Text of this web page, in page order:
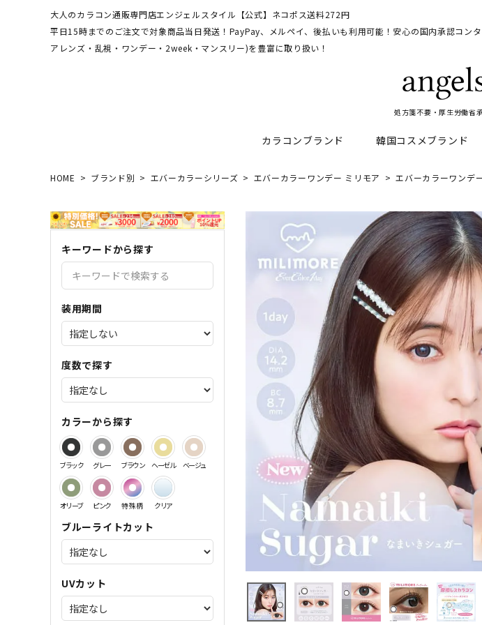
大人のカラコン通販専門店エンジェルスタイル【公式】ネコポス送料272円
平日15時までのご注文で対象商品当日発送！PayPay、メルペイ、後払いも利用可能！安心の国内承認コン
アレンズ・乱視・ワンデー・2week・マンスリー)を豊富に取り扱い！
処方箋不要・厚生労働省
カラコンブランド
ディファインモイスト
エバーカラーシリーズ シーブリンク
レヴィアワンマンス レヴィアワンデー
韓国コスメブランド
3CE REJURAN
その他ブランドはこちら
乱視カラコン比較 ブルーライトカットカラコン
バレないカラコン 色素薄い系カラコン
サンドイッチ製法特集
HOME ブランド別 エバーカラーシリーズ エバーカラーワンデー ミリモア エバーカラーワンデ
キーワードから探す
装用期間
度数で探す
カラーから探す
ブラック グレー ブラウン ヘーゼル ベージュ
オリーブ ピンク 特殊柄 クリア
ブルーライトカット
UVカット